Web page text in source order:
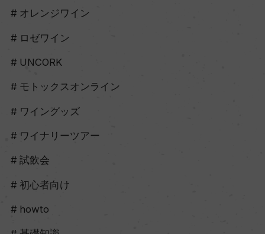
オレンジワイン
ロゼワイン
UNCORK
モトックスオンライン
ワイングッズ
ワイナリーツアー
試飲会
初心者向け
howto